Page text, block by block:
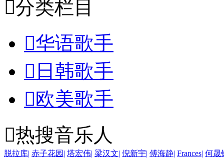
分类栏目
华语歌手
 日韩歌手
欧美歌手
热搜音乐人
脱拉库| 赤子花园 | 塔宏伟| 梁汉文| 倪新宇| 傅海静| Frances| 何晟